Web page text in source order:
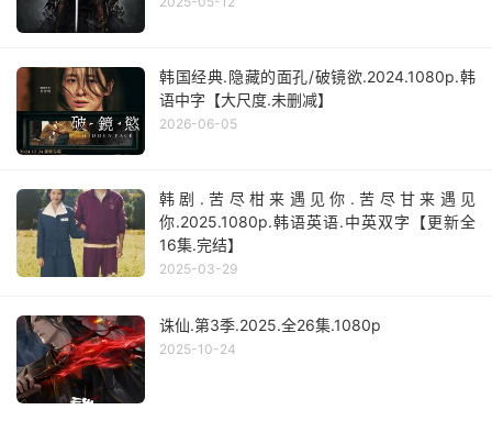
韩国经典.隐藏的面孔/破镜欲.2024.1080p.韩
语中字【大尺度.未删减】
2026-06-05
韩剧.苦尽柑来遇见你.苦尽甘来遇见
你.2025.1080p.韩语英语.中英双字【更新全
16集.完结】
2025-03-29
诛仙.第3季.2025.全26集.1080p
2025-10-24